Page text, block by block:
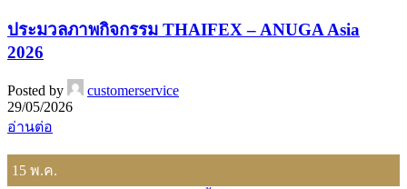
ประมวลภาพกิจกรรม THAIFEX – ANUGA Asia
2026
Posted by
customerservice
29/05/2026
อ่านต่อ
15 พ.ค.